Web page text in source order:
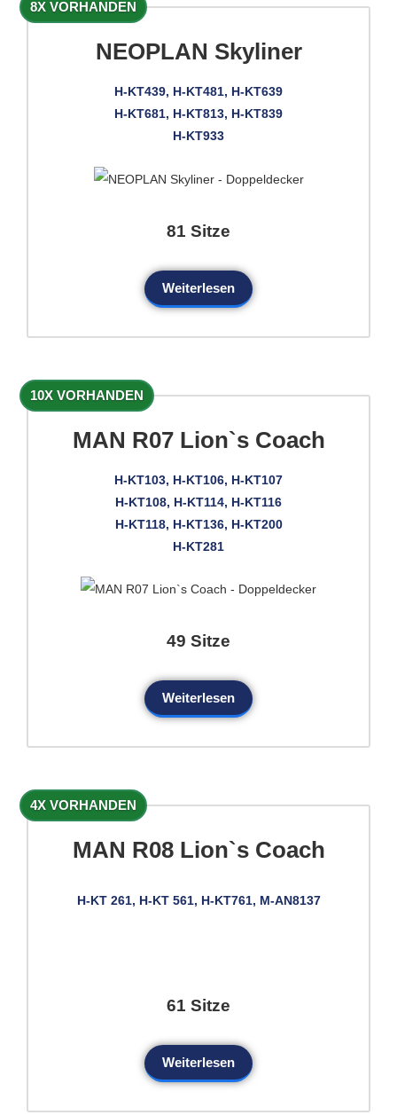
8X VORHANDEN
NEOPLAN Skyliner
H-KT439, H-KT481, H-KT639
H-KT681, H-KT813, H-KT839
H-KT933
81 Sitze
Weiterlesen
10X VORHANDEN
MAN R07 Lion`s Coach
H-KT103, H-KT106, H-KT107
H-KT108, H-KT114, H-KT116
H-KT118, H-KT136, H-KT200
H-KT281
49 Sitze
Weiterlesen
4X VORHANDEN
MAN R08 Lion`s Coach
H-KT 261, H-KT 561, H-KT761, M-AN8137
61 Sitze
Weiterlesen